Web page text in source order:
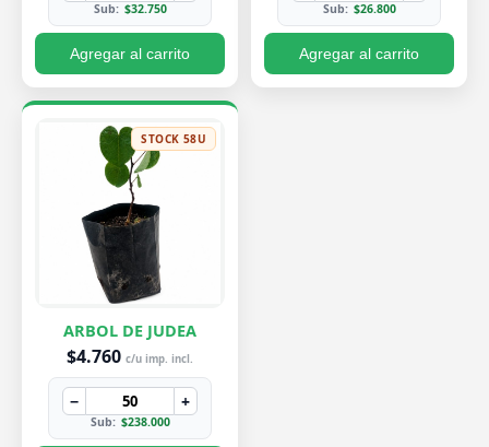
Sub: $32.750
Agregar al carrito
Sub: $26.800
Agregar al carrito
STOCK 58U
ARBOL DE JUDEA
$4.760 c/u imp. incl.
− +
Sub: $238.000